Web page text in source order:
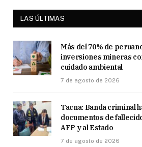
LAS ÚLTIMAS
Más del 70% de
inversiones mineras
cuidado ambiental
7 de agosto de 2026
Tacna: Banda criminal
documentos de
AFP y al Estado
7 de agosto de 2026